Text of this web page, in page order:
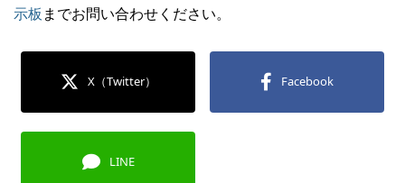
示板 までお問い合わせください。
X（Twitter） Facebook
LINE